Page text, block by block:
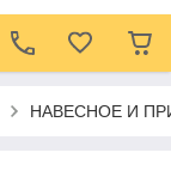
НАВЕСНОЕ И